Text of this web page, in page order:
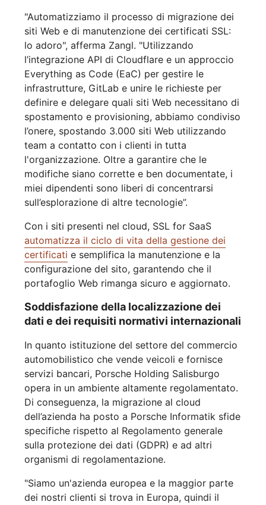
"Automatizziamo il processo di migrazione dei
siti Web e di manutenzione dei certificati SSL:
lo adoro", afferma Zangl. "Utilizzando
l’integrazione API di Cloudflare e un approccio
Everything as Code (EaC) per gestire le
infrastrutture, GitLab e unire le richieste per
definire e delegare quali siti Web necessitano di
spostamento e provisioning, abbiamo condiviso
l’onere, spostando 3.000 siti Web utilizzando
team a contatto con i clienti in tutta
l'organizzazione. Oltre a garantire che le
modifiche siano corrette e ben documentate, i
miei dipendenti sono liberi di concentrarsi
sull’esplorazione di altre tecnologie”.
Con i siti presenti nel cloud, SSL for SaaS
automatizza il ciclo di vita della gestione dei
certificati e semplifica la manutenzione e la
configurazione del sito, garantendo che il
portafoglio Web rimanga sicuro e aggiornato.
Soddisfazione della localizzazione dei
dati e dei requisiti normativi internazionali
In quanto istituzione del settore del commercio
automobilistico che vende veicoli e fornisce
servizi bancari, Porsche Holding Salisburgo
opera in un ambiente altamente regolamentato.
Di conseguenza, la migrazione al cloud
dell’azienda ha posto a Porsche Informatik sfide
specifiche rispetto al Regolamento generale
sulla protezione dei dati (GDPR) e ad altri
organismi di regolamentazione.
"Siamo un'azienda europea e la maggior parte
dei nostri clienti si trova in Europa, quindi il